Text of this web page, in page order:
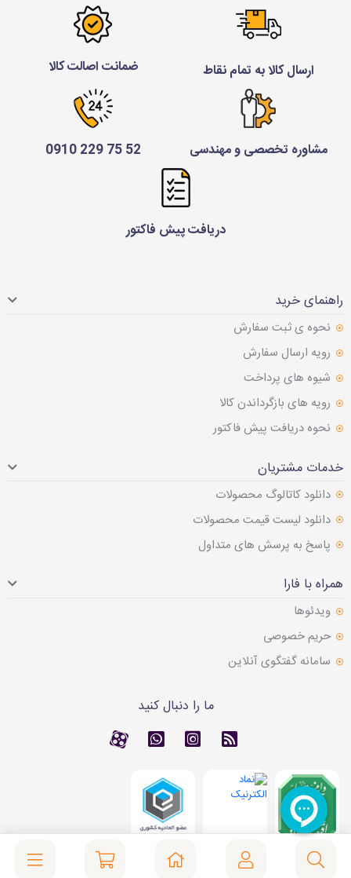
ارسال کالا به تمام نقاط ضمانت اصالت کالا
مشاوره تخصصی و مهندسی 52 75 229 0910
دریافت پیش فاکتور
راهنمای خرید
نحوه ی ثبت سفارش
رویه ارسال سفارش
شیوه های پرداخت
رویه های بازگرداندن کالا
نحوه دریافت پیش فاکتور
خدمات مشتریان
دانلود کاتالوگ محصولات
دانلود لیست قیمت محصولات
پاسخ به پرسش های متداول
همراه با فارا
ویدئوها
حریم خصوصی
سامانه گفتگوی آنلاین
ما را دنبال کنید
RSS کانال آپارات
تماس با واتس اپ
کانال آپارات